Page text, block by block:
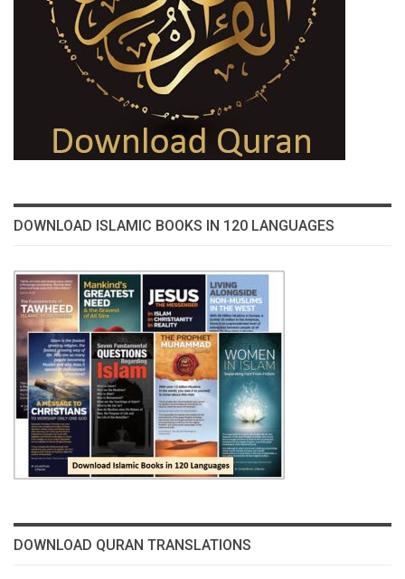
DOWNLOAD ISLAMIC BOOKS IN 120 LANGUAGES
DOWNLOAD QURAN TRANSLATIONS